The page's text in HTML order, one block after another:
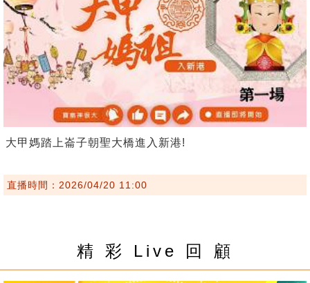
大甲媽踏上崙子朝聖大橋進入新港!
直播時間：2026/04/20 11:00
精 彩 Live 回 顧